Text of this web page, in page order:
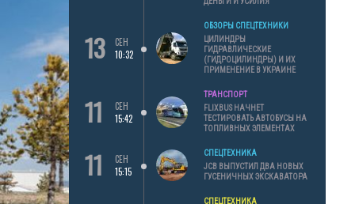
13
СЕН
10:32
ОБЗОРЫ СПЕЦТЕХНИКИ
ЦИЛИНДРЫ
ГИДРАВЛИЧЕСКИЕ
(ГИДРОЦИЛИНДРЫ) И ИХ
ПРИМЕНЕНИЕ В УКРАИНЕ
11
СЕН
15:42
ТРАНСПОРТ
FLIXBUS НАЧНЕТ
ТЕСТИРОВАТЬ АВТОБУСЫ НА
ТОПЛИВНЫХ ЭЛЕМЕНТАХ
11
СЕН
15:15
СПЕЦТЕХНИКА
JCB ВЫПУСТИЛ ДВА НОВЫХ
ГУСЕНИЧНЫХ ЭКСКАВАТОРА
СПЕЦТЕХНИКА